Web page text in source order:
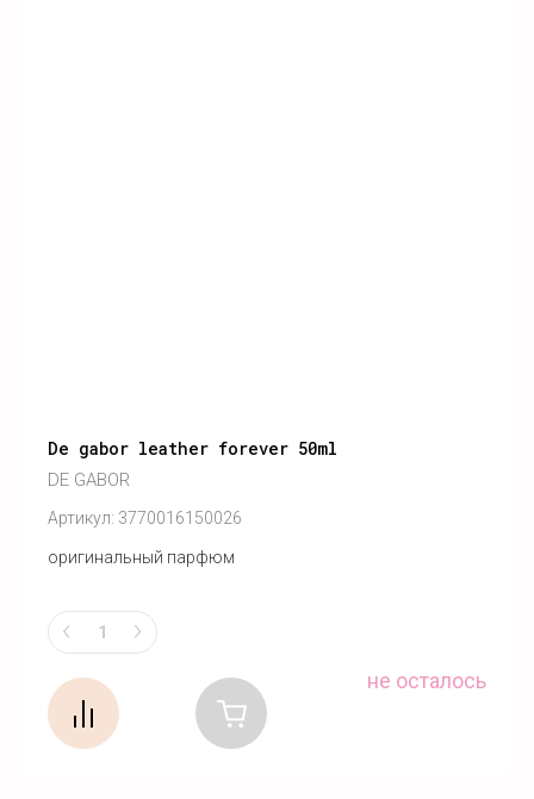
De gabor leather forever 50ml
DE GABOR
Артикул: 3770016150026
оригинальный парфюм
не осталось